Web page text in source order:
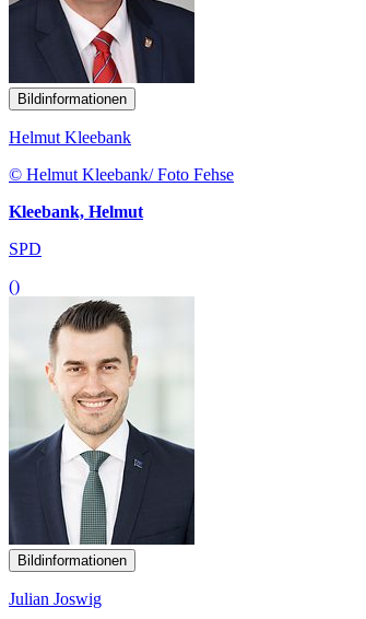
Bildinformationen
Helmut Kleebank
© Helmut Kleebank/ Foto Fehse
Kleebank, Helmut
SPD
()
Bildinformationen
Julian Joswig